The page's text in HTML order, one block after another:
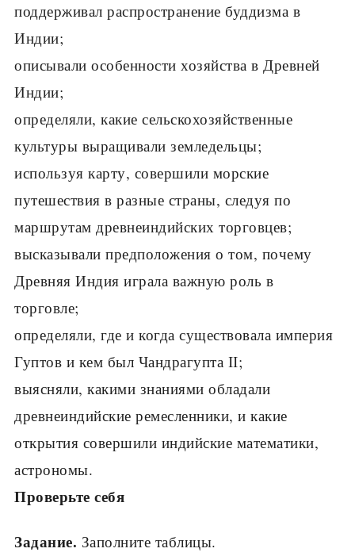
поддерживал распространение буддизма в
Индии;
описывали особенности хозяйства в Древней
Индии;
определяли, какие сельскохозяйственные
культуры выращивали земледельцы;
используя карту, совершили морские
путешествия в разные страны, следуя по
маршрутам древнеиндийских торговцев;
высказывали предположения о том, почему
Древняя Индия играла важную роль в
торговле;
определяли, где и когда существовала империя
Гуптов и кем был Чандрагупта ІІ;
выясняли, какими знаниями обладали
древнеиндийские ремесленники, и какие
открытия совершили индийские математики,
астрономы.
Проверьте себя
Задание. Заполните таблицы.